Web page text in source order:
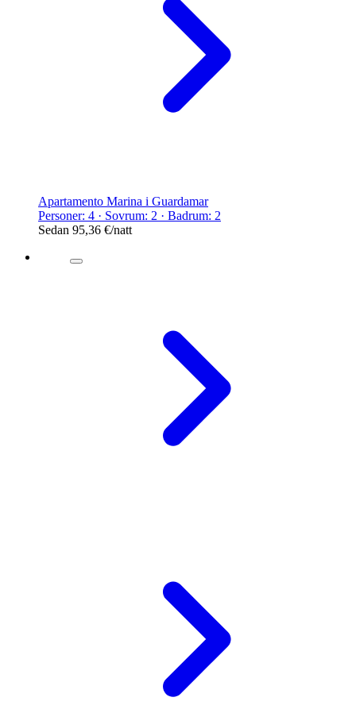
Apartamento Marina i Guardamar
Personer: 4 · Sovrum: 2 · Badrum: 2
Sedan 95,36 €/natt